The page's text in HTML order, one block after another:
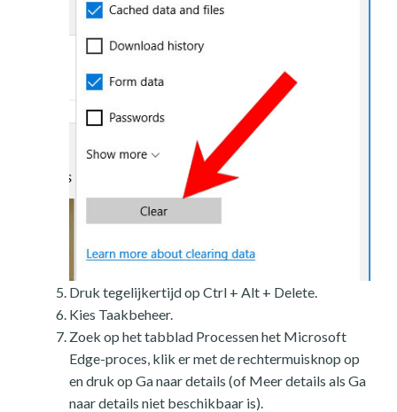
Druk tegelijkertijd op Ctrl + Alt + Delete.
Kies Taakbeheer.
Zoek op het tabblad Processen het Microsoft
Edge-proces, klik er met de rechtermuisknop op
en druk op Ga naar details (of Meer details als Ga
naar details niet beschikbaar is).